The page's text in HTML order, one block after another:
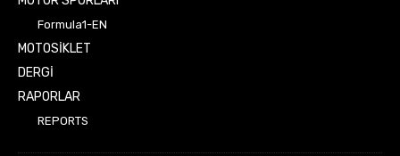
Formula1-EN
MOTOSİKLET
DERGİ
RAPORLAR
REPORTS